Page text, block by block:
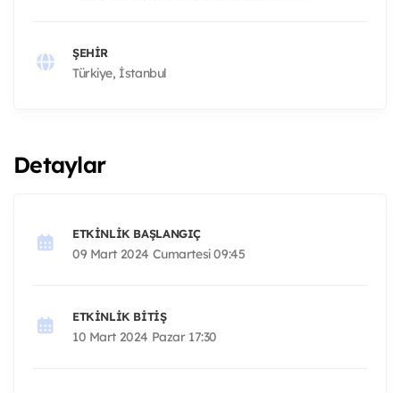
ŞEHIR
Türkiye, İstanbul
Detaylar
ETKINLIK BAŞLANGIÇ
09 Mart 2024 Cumartesi 09:45
ETKINLIK BITIŞ
10 Mart 2024 Pazar 17:30